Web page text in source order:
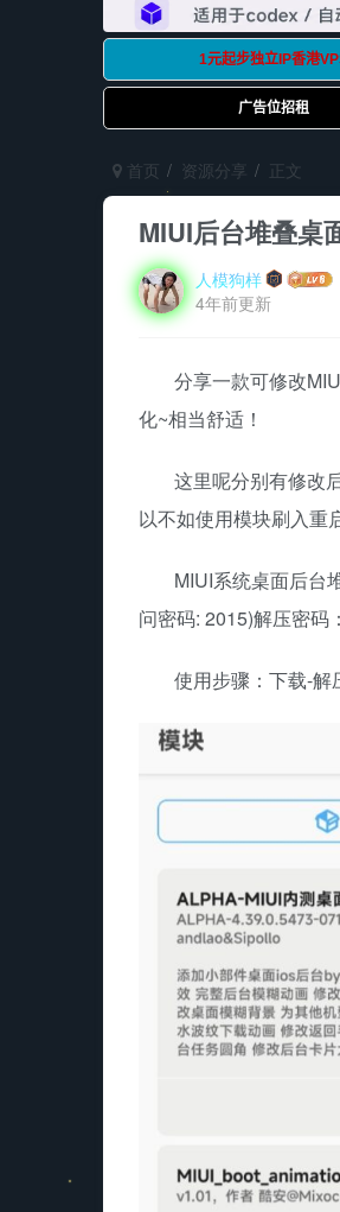
首页 资源分享 正文
MIUI后台堆叠桌
人模狗样
4年前更新
分享一款可修改
化~相当舒适！
这里呢分别有修改
以不如使用模块刷入重
MIUI系统桌面后台
问密码: 2015)解压密码
使用步骤：下载-解